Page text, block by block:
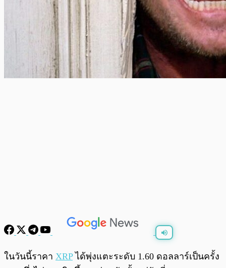
พร้อมเล่น / 0:00
ในวันนี้ราคา XRPได้พุ่งแตะระดับ 1.60 ดอลลาร์เป็นครั้ง